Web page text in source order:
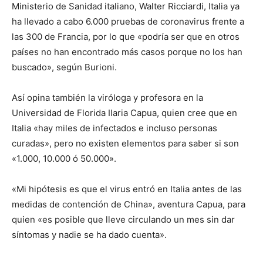
Ministerio de Sanidad italiano, Walter Ricciardi, Italia ya
ha llevado a cabo 6.000 pruebas de coronavirus frente a
las 300 de Francia, por lo que «podría ser que en otros
países no han encontrado más casos porque no los han
buscado», según Burioni.
Así opina también la viróloga y profesora en la
Universidad de Florida Ilaria Capua, quien cree que en
Italia «hay miles de infectados e incluso personas
curadas», pero no existen elementos para saber si son
«1.000, 10.000 ó 50.000».
«Mi hipótesis es que el virus entró en Italia antes de las
medidas de contención de China», aventura Capua, para
quien «es posible que lleve circulando un mes sin dar
síntomas y nadie se ha dado cuenta».